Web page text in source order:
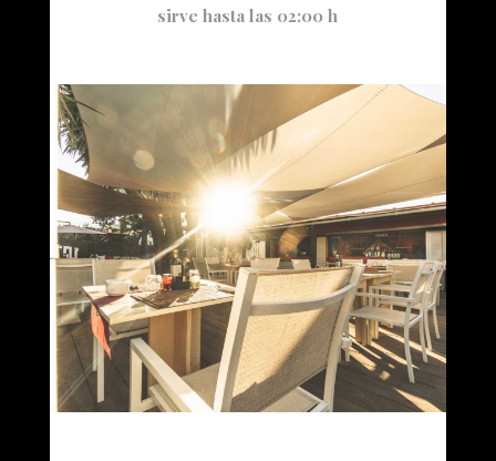
sirve hasta las 02:00 h